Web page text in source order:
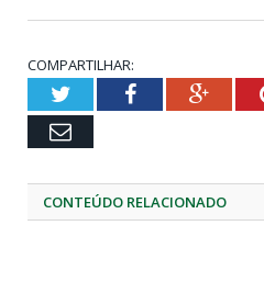
COMPARTILHAR:
TwitterFacebook
Email
CONTEÚDO RELACIONADO